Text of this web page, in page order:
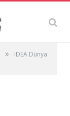
»
IDEA Dünya